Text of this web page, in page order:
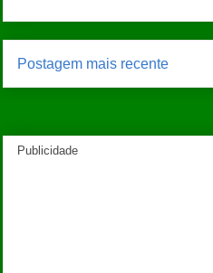
Postagem mais recente
Publicidade